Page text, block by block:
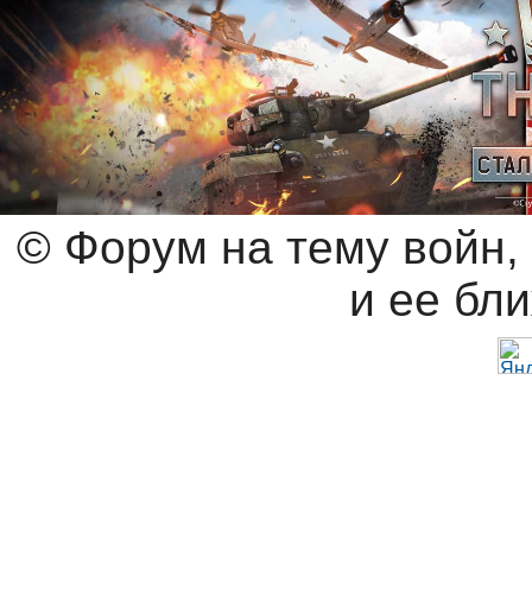
© Форум на тему войн,
и ее